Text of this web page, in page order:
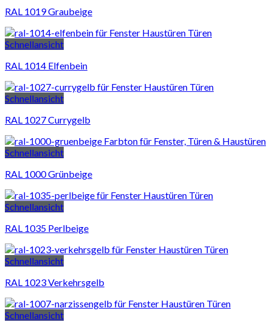
RAL 1019 Graubeige
Schnellansicht
RAL 1014 Elfenbein
Schnellansicht
RAL 1027 Currygelb
Schnellansicht
RAL 1000 Grünbeige
Schnellansicht
RAL 1035 Perlbeige
Schnellansicht
RAL 1023 Verkehrsgelb
Schnellansicht